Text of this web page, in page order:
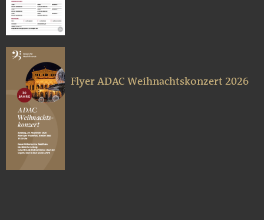
Flyer ADAC Weihnachtskonzert 2026